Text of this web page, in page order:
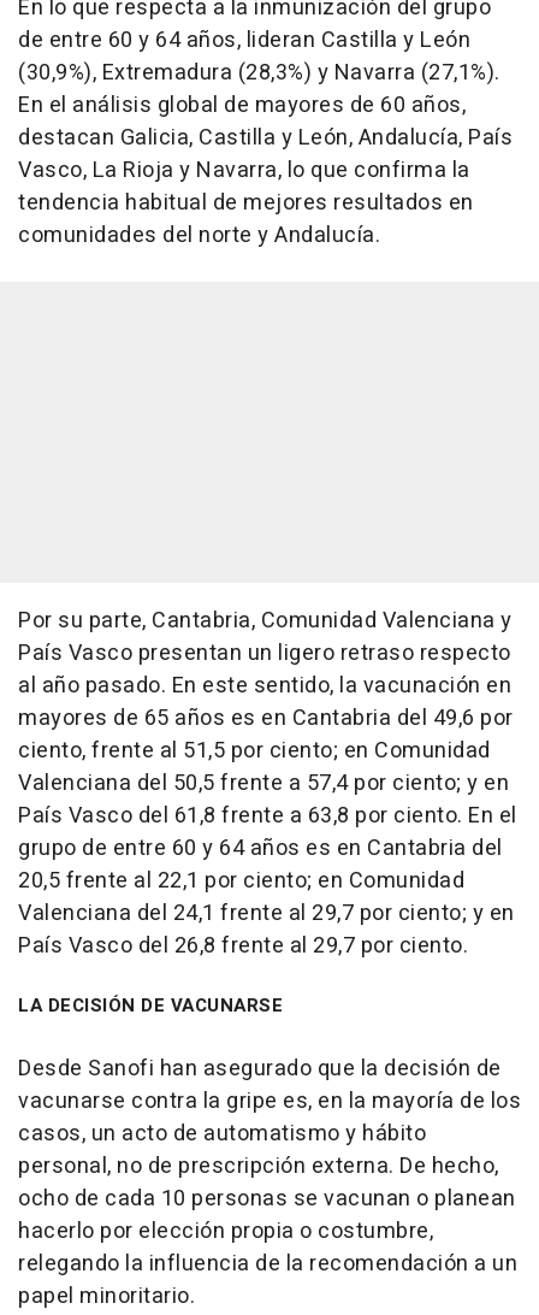
En lo que respecta a la inmunización del grupo
de entre 60 y 64 años, lideran Castilla y León
(30,9%), Extremadura (28,3%) y Navarra (27,1%).
En el análisis global de mayores de 60 años,
destacan Galicia, Castilla y León, Andalucía, País
Vasco, La Rioja y Navarra, lo que confirma la
tendencia habitual de mejores resultados en
comunidades del norte y Andalucía.
Por su parte, Cantabria, Comunidad Valenciana y
País Vasco presentan un ligero retraso respecto
al año pasado. En este sentido, la vacunación en
mayores de 65 años es en Cantabria del 49,6 por
ciento, frente al 51,5 por ciento; en Comunidad
Valenciana del 50,5 frente a 57,4 por ciento; y en
País Vasco del 61,8 frente a 63,8 por ciento. En el
grupo de entre 60 y 64 años es en Cantabria del
20,5 frente al 22,1 por ciento; en Comunidad
Valenciana del 24,1 frente al 29,7 por ciento; y en
País Vasco del 26,8 frente al 29,7 por ciento.
LA DECISIÓN DE VACUNARSE
Desde Sanofi han asegurado que la decisión de
vacunarse contra la gripe es, en la mayoría de los
casos, un acto de automatismo y hábito
personal, no de prescripción externa. De hecho,
ocho de cada 10 personas se vacunan o planean
hacerlo por elección propia o costumbre,
relegando la influencia de la recomendación a un
papel minoritario.